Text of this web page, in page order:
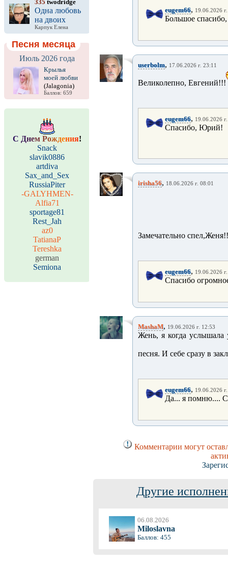
335 twodridge
Одна любовь
на двоих
Карпук Елена
Песня месяца
Июль 2026 года
Крылья
моей любви
(Jalagonia)
Баллов: 659
С Днем Рождения!
Snack
slavik0886
artdiva
Sax_and_Sex
RussiaPiter
-GALYHMEN-
Alfia71
sportage81
Rest_Jah
az0
TatianaP
Tereshka
german
Semiona
eugem66, 19.06.2026
Большое
userbolm, 17.06.2026 г. 23:11
Великолепно, Евгений!!!
eugem66, 19.06.2026
Спасибо, Юрий!
irisha56, 18.06.2026 г. 08:01
Замечательно
eugem66, 19.06.2026
Спасибо
MashaM, 19.06.2026 г. 12:53
Жень, я когда услышала
песня. И себе сразу в
eugem66, 19.06.2026
Да... я помню....
Комментарии могут
Другие
06.08.2026
Miloslavna
Баллов: 455